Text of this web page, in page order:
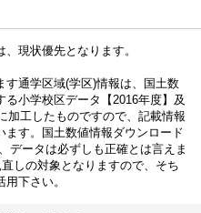
現状優先となります。
す通学区域(学区)情報は、国土数
小学校区データ【2016年度】及
加工したものですので、記載情報
す。国土数値情報ダウンロード
データは必ずしも正確とは言えま
しの対象となりますので、そち
下さい。